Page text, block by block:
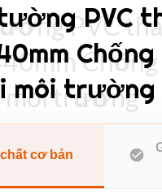
PVC
môi trường
PVC
Chống
môi trường
cơ bản